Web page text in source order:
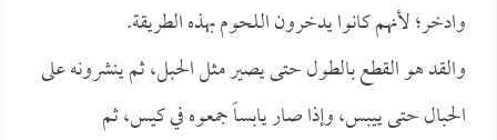
وادخر؛ لأنهم كانوا يدخرون اللحوم بهذه الطريقة.
والقد هو القطع بالطول حتى يصير مثل الحبل، ثم ينشرونه على
الحبال حتى ييبس، وإذا صار يابساً جمعوه في كيس، ثم